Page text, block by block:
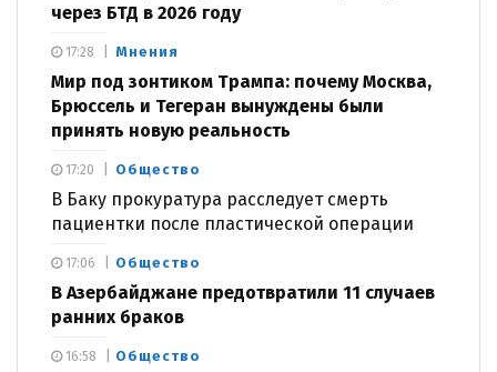
через БТД в 2026 году
Мнения
Мир под зонтиком Трампа: почему Москва,
Брюссель и Тегеран вынуждены были
принять новую реальность
17:28
Общество
В Баку прокуратура расследует смерть
пациентки после пластической операции
17:20
Общество
В Азербайджане предотвратили 11 случаев
ранних браков
17:06
Общество
16:58